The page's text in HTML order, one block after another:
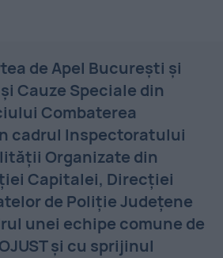
de Apel București și
Cauze Speciale din
Combaterea
cadrul Inspectoratului
Organizate din
Capitalei, Direcției
de Poliție Județene
unei echipe comune de
și cu sprijinul